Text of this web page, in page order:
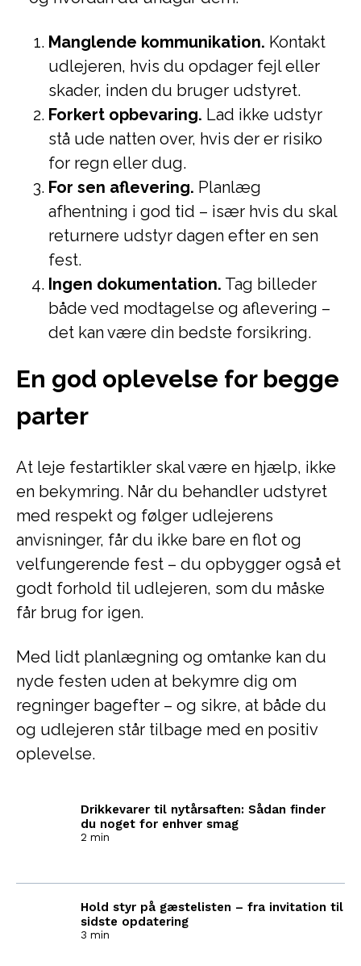
Manglende kommunikation. Kontakt
udlejeren, hvis du opdager fejl eller
skader, inden du bruger udstyret.
Forkert opbevaring. Lad ikke udstyr
stå ude natten over, hvis der er risiko
for regn eller dug.
For sen aflevering. Planlæg
afhentning i god tid – især hvis du skal
returnere udstyr dagen efter en sen
fest.
Ingen dokumentation. Tag billeder
både ved modtagelse og aflevering –
det kan være din bedste forsikring.
En god oplevelse for begge
parter
At leje festartikler skal være en hjælp, ikke
en bekymring. Når du behandler udstyret
med respekt og følger udlejerens
anvisninger, får du ikke bare en flot og
velfungerende fest – du opbygger også et
godt forhold til udlejeren, som du måske
får brug for igen.
Med lidt planlægning og omtanke kan du
nyde festen uden at bekymre dig om
regninger bagefter – og sikre, at både du
og udlejeren står tilbage med en positiv
oplevelse.
Drikkevarer til nytårsaften: Sådan finder
du noget for enhver smag
2 min
Hold styr på gæstelisten – fra invitation til
sidste opdatering
3 min